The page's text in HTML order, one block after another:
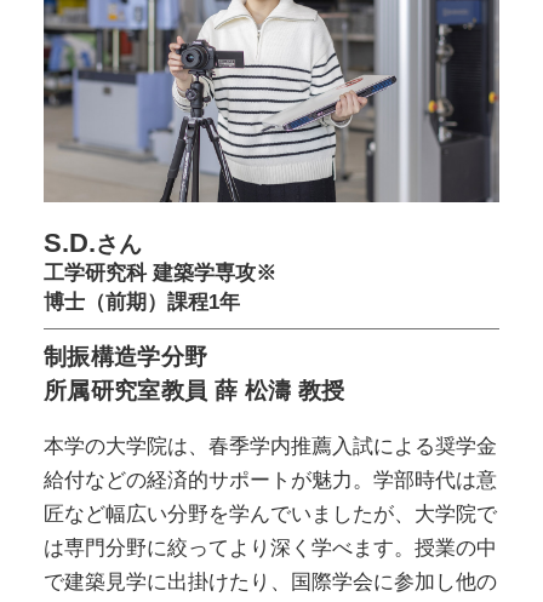
S.D.さん
工学研究科 建築学専攻※
博士（前期）課程1年
制振構造学分野
所属研究室教員 薛 松濤 教授
本学の大学院は、春季学内推薦入試による奨学金
給付などの経済的サポートが魅力。学部時代は意
匠など幅広い分野を学んでいましたが、大学院で
は専門分野に絞ってより深く学べます。授業の中
で建築見学に出掛けたり、国際学会に参加し他の